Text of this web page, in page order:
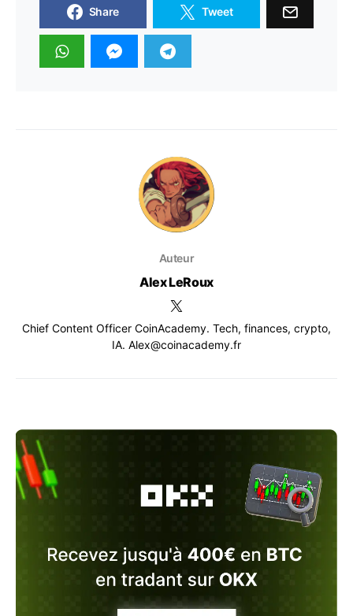
Share Tweet
Auteur
Alex LeRoux
Chief Content Officer CoinAcademy. Tech, finances, crypto,
IA. Alex@coinacademy.fr